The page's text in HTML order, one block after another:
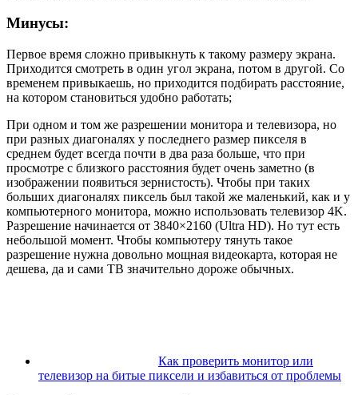
Минусы:
Первое время сложно привыкнуть к такому размеру экрана.
Приходится смотреть в один угол экрана, потом в другой. Со
временем привыкаешь, но приходится подбирать расстояние,
на котором становиться удобно работать;
При одном и том же разрешении монитора и телевизора, но
при разных диагоналях у последнего размер пикселя в
среднем будет всегда почти в два раза больше, что при
просмотре с близкого расстояния будет очень заметно (в
изображении появиться зернистость). Чтобы при таких
больших диагоналях пиксель был такой же маленький, как и у
компьютерного монитора, можно использовать телевизор 4K.
Разрешение начинается от 3840×2160 (Ultra HD). Но тут есть
небольшой момент. Чтобы компьютеру тянуть такое
разрешение нужна довольно мощная видеокарта, которая не
дешева, да и сами ТВ значительно дороже обычных.
Как проверить монитор или
телевизор на битые пиксели и избавиться от проблемы